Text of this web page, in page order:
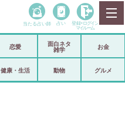
政治
当たる占い師 占い 登録• ログイン
マイルーム
恋愛
面白ネタ
雑学
お金
健康・生活 動物 グルメ